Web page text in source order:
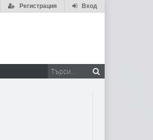
Вход
Регистрация